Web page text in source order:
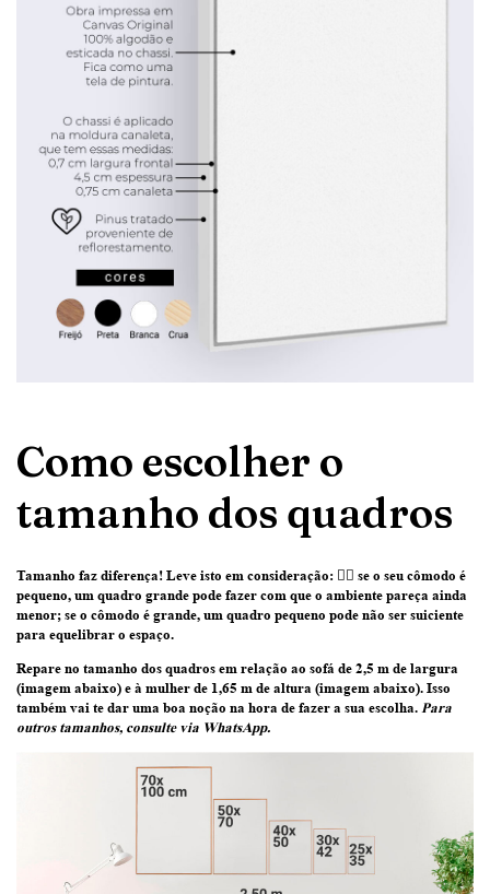
Como escolher o
tamanho dos quadros
Tamanho faz diferença! Leve isto em consideração: 👉🏽 se o seu cômodo é
pequeno, um quadro grande pode fazer com que o ambiente pareça ainda
menor; se o cômodo é grande, um quadro pequeno pode não ser suiciente
para equelibrar o espaço.
Repare no tamanho dos quadros em relação ao sofá de 2,5 m de largura
(imagem abaixo) e à mulher de 1,65 m de altura (imagem abaixo). Isso
também vai te dar uma boa noção na hora de fazer a sua escolha. Para
outros tamanhos, consulte via WhatsApp.